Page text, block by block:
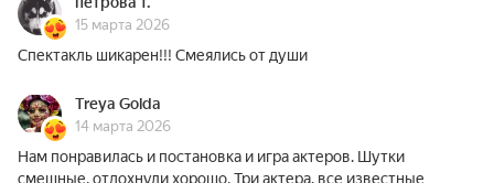
15 марта 2026
Спектакль шикарен!!! Смеялись от души
Treya Golda
14 марта 2026
Нам понравилась и постановка и игра актеров. Шутки
смешные, отдохнули хорошо. Три актера, все известные